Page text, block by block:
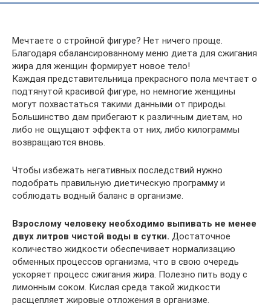
Мечтаете о стройной фигуре? Нет ничего проще.
Благодаря сбалансированному меню диета для сжигания
жира для женщин формирует новое тело!
Каждая представительница прекрасного пола мечтает о
подтянутой красивой фигуре, но немногие женщины
могут похвастаться такими данными от природы.
Большинство дам прибегают к различным диетам, но
либо не ощущают эффекта от них, либо килограммы
возвращаются вновь.
Чтобы избежать негативных последствий нужно
подобрать правильную диетическую программу и
соблюдать водный баланс в организме.
Взрослому человеку необходимо выпивать не менее
двух литров чистой воды в сутки. Достаточное
количество жидкости обеспечивает нормализацию
обменных процессов организма, что в свою очередь
ускоряет процесс сжигания жира. Полезно пить воду с
лимонным соком. Кислая среда такой жидкости
расщепляет жировые отложения в организме.